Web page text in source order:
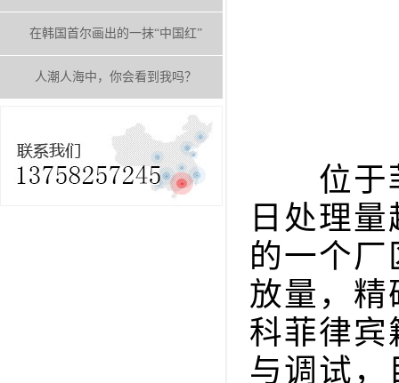
在韩国首尔画出的一抹“中国红”
人潮人海中，你会看到我吗？
位于菲
日处理
的一个
放量，精
科菲律宾
与调试